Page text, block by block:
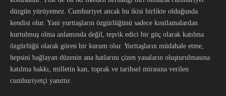
düzgün yürüyemez. Cumhuriyet ancak bu ikisi birlikte olduğunda
kendisi olur. Yani yurttaşların özgürlüğünü sadece kısıtlamalardan
kurtulmuş olma anlamında değil, teşvik edici bir güç olarak katılma
özgürlüğü olarak gören bir kurum olur. Yurttaşların müdahale etme,
hepsini bağlayan düzenin ana hatlarını çizen yasaların oluşturulmasına
katılma hakkı, milletin kan, toprak ve tarihsel mirasına verilen
cumhuriyetçi yanıttır.